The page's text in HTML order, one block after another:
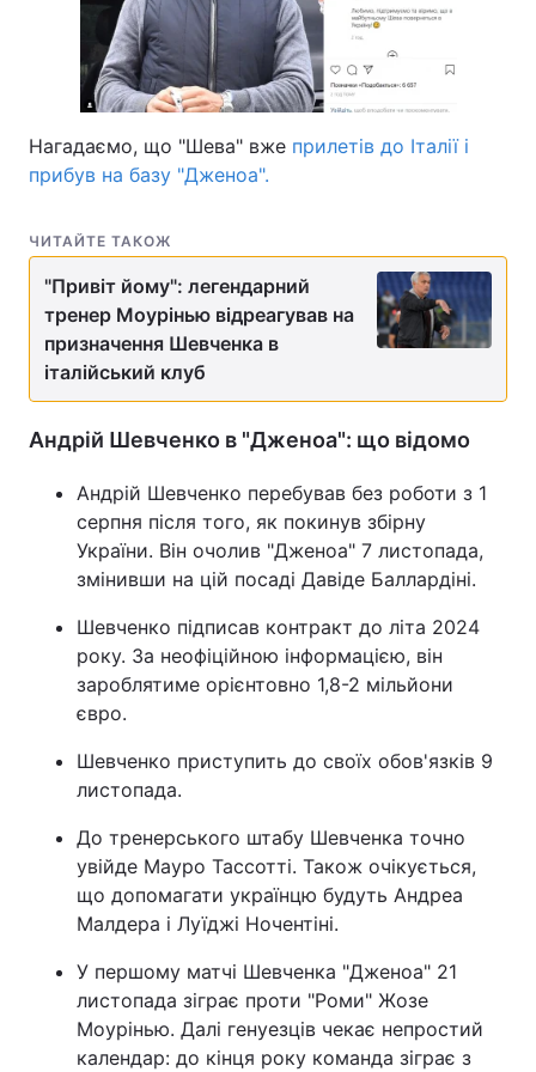
Тема оформлення
Нагадаємо, що "Шева" вже прилетів до Італії і
прибув на базу "Дженоа".
ЧИТАЙТЕ ТАКОЖ
"Привіт йому": легендарний
тренер Моурінью відреагував на
призначення Шевченка в
італійський клуб
Андрій Шевченко в "Дженоа": що відомо
Андрій Шевченко перебував без роботи з 1
серпня після того, як покинув збірну
України. Він очолив "Дженоа" 7 листопада,
змінивши на цій посаді Давіде Баллардіні.
Шевченко підписав контракт до літа 2024
року. За неофіційною інформацією, він
зароблятиме орієнтовно 1,8-2 мільйони
євро.
Шевченко приступить до своїх обов'язків 9
листопада.
До тренерського штабу Шевченка точно
увійде Мауро Тассотті. Також очікується,
що допомагати українцю будуть Андреа
Малдера і Луїджі Ночентіні.
У першому матчі Шевченка "Дженоа" 21
листопада зіграє проти "Роми" Жозе
Моурінью. Далі генуезців чекає непростий
календар: до кінця року команда зіграє з